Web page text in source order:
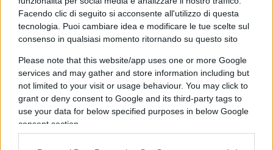
Facendo clic di seguito si acconsente all'utilizzo di questa
tecnologia. Puoi cambiare idea e modificare le tue scelte sul
consenso in qualsiasi momento ritornando su questo sito
Please note that this website/app uses one or more Google
services and may gather and store information including but
not limited to your visit or usage behaviour. You may click to
grant or deny consent to Google and its third-party tags to
use your data for below specified purposes in below Google
consent section.
ndr) e ho voluto lasciare la possibilità all’ex
presidente di parlare: ma non ho votato Trump, alle
ho votato Biden
AI addestrata a mentire